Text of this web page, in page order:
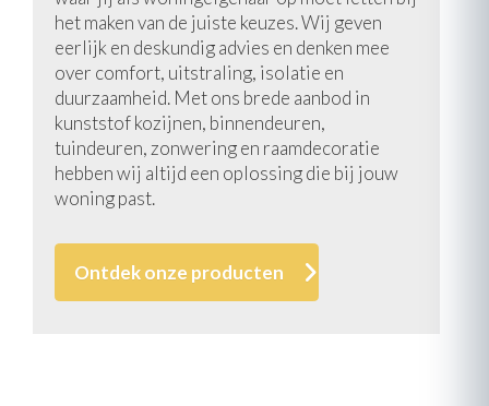
het maken van de juiste keuzes. Wij geven
eerlijk en deskundig advies en denken mee
over comfort, uitstraling, isolatie en
duurzaamheid. Met ons brede aanbod in
kunststof kozijnen, binnendeuren,
tuindeuren, zonwering en raamdecoratie
hebben wij altijd een oplossing die bij jouw
woning past.
Ontdek onze producten